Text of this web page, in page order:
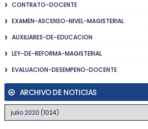
CONTRATO-DOCENTE
EXAMEN-ASCENSO-NIVEL-MAGISTERIAL
AUXILIARES-DE-EDUCACION
LEY-DE-REFORMA-MAGISTERIAL
EVALUACION-DESEMPENO-DOCENTE
ARCHIVO DE NOTICIAS